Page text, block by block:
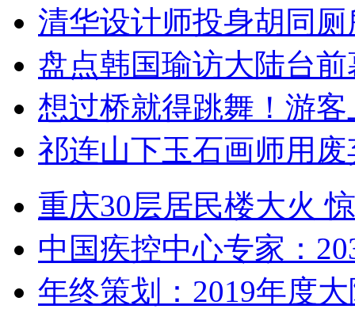
清华设计师投身胡同
盘点韩国瑜访大陆台
想过桥就得跳舞！游客
祁连山下玉石画师用
重庆30层居民楼大火
中国疾控中心专家：
年终策划：2019年度